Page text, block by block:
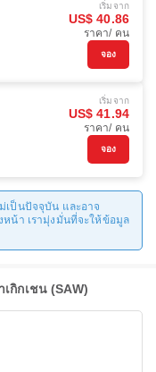
เริ่มจาก
US$ 40.86
ราคา/ คน
จอง
เริ่มจาก
US$ 41.94
ราคา/ คน
จอง
เป็นปัจจุบัน และอาจ
หน้า เรามุ่งมั่นที่จะให้ข้อมูล
กิกเชน (SAW)